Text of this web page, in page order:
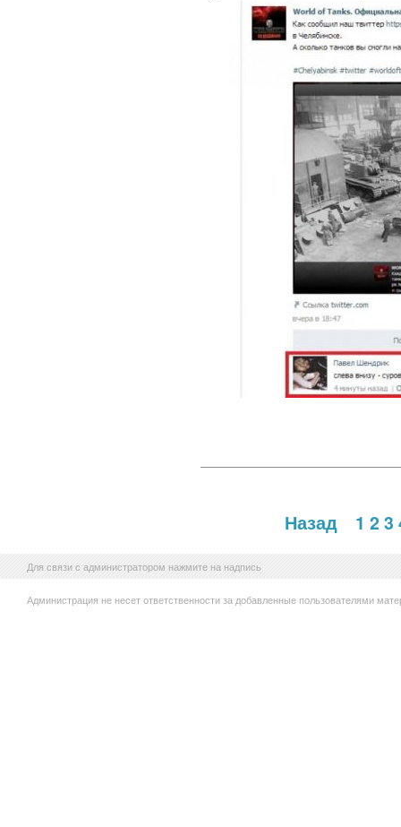
Назад 1 2 3
Для связи с администратором нажмите на надпись
Администрация не несет ответственности за добавленные пользователями